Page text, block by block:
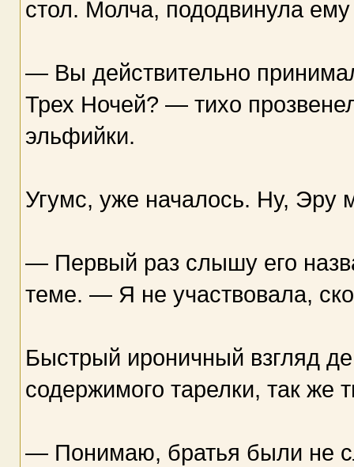
стол. Молча, пододвинула
— Вы действительно
Трех Ночей? — тихо
эльфийки.
Угумс, уже началось. Ну, Эру
— Первый раз слышу его
теме. — Я не участвовала,
Быстрый ироничный взгляд
содержимого тарелки, так же
— Понимаю, братья были не